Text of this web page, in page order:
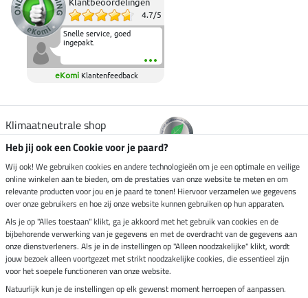
Klantbeoordelingen
4.7/5
Snelle service, goed
ingepakt.
eKomi Klantenfeedback
Klimaatneutrale shop
Verzending per
Veilig betalen met
Impressum
Heb jij ook een Cookie voor je paard?
Wij ook! We gebruiken cookies en andere technologieën om je een optimale en veilige
online winkelen aan te bieden, om de prestaties van onze website te meten en om
relevante producten voor jou en je paard te tonen! Hiervoor verzamelen we gegevens
over onze gebruikers en hoe zij onze website kunnen gebruiken op hun apparaten.
Als je op "Alles toestaan" klikt, ga je akkoord met het gebruik van cookies en de
bijbehorende verwerking van je gegevens en met de overdracht van de gegevens aan
onze dienstverleners. Als je in de instellingen op "Alleen noodzakelijke" klikt, wordt
jouw bezoek alleen voortgezet met strikt noodzakelijke cookies, die essentieel zijn
voor het soepele functioneren van onze website.
Natuurlijk kun je de instellingen op elk gewenst moment herroepen of aanpassen.